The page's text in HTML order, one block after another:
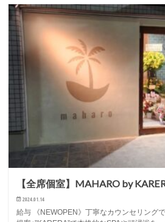
【全席個室】MAHARO by
2024.01.14
給与 《NEWOPEN》丁寧なカウンセリング